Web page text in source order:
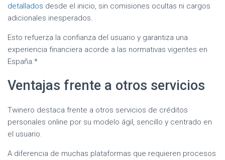
detallados desde el inicio, sin comisiones ocultas ni cargos
adicionales inesperados.
Esto refuerza la confianza del usuario y garantiza una
experiencia financiera acorde a las normativas vigentes en
España.*
Ventajas frente a otros servicios
Twinero destaca frente a otros servicios de créditos
personales online por su modelo ágil, sencillo y centrado en
el usuario.
A diferencia de muchas plataformas que requieren procesos